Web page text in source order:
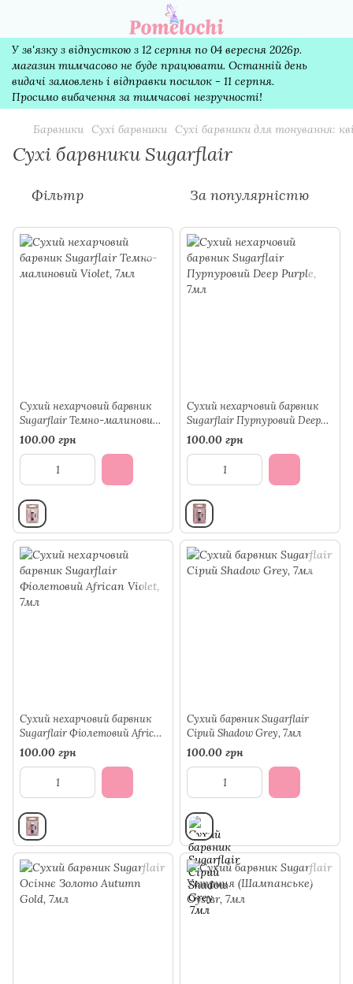
У зв'язку з відпусткою з 12 серпня по 04 вересня 2026р.
магазин тимчасово не буде працювати. Останній день
видачі замовлень і відправки посилок - 11 серпня.
Просимо вибачення за тимчасові незручності!
Барвники Сухі барвники Сухі барвники для тонування:
Сухі барвники Sugarflair
Фільтр За популярністю
Сухий нехарчовий барвник
Sugarflair Темно-малиновий
Violet, 7мл
100.00 грн
Сухий нехарчовий барвник
Sugarflair Пурпуровий Deep
Purple, 7мл
100.00 грн
Сухий нехарчовий барвник
Sugarflair Фіолетовий African
Violet, 7мл
100.00 грн
Сухий барвник Sugarflair
Сірий Shadow Grey, 7мл
100.00 грн